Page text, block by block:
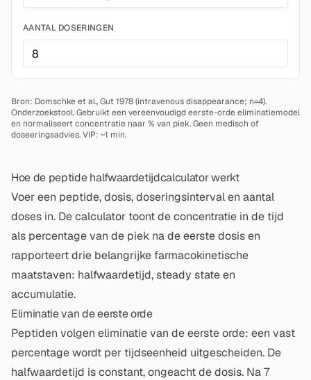
AANTAL DOSERINGEN
Bron: Domschke et al., Gut 1978 (intravenous disappearance; n=4).
Onderzoekstool. Gebruikt een vereenvoudigd eerste-orde eliminatiemodel
en normaliseert concentratie naar % van piek. Geen medisch of
doseeringsadvies.VIP: ~1 min.
Hoe de peptide halfwaardetijdcalculator werkt
Voer een peptide, dosis, doseringsinterval en aantal
doses in. De calculator toont de concentratie in de tijd
als percentage van de piek na de eerste dosis en
rapporteert drie belangrijke farmacokinetische
maatstaven: halfwaardetijd, steady state en
accumulatie.
Eliminatie van de eerste orde
Peptiden volgen eliminatie van de eerste orde: een vast
percentage wordt per tijdseenheid uitgescheiden. De
halfwaardetijd is constant, ongeacht de dosis. Na 7